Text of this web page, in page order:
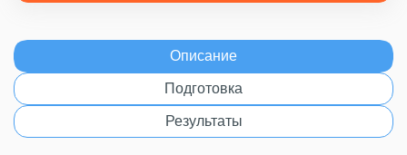
Описание
Подготовка
Результаты